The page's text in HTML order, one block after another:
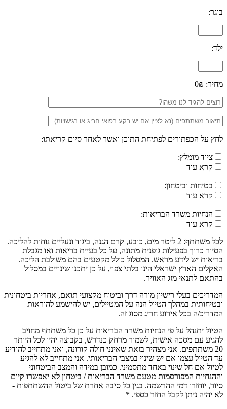
בוגר:
ילד:
מחיר: 0₪
לחץ על הכפתורים לפתיחת התוכן ואשר לאחר סיום קריאתו:
ציוד מומלץ:
קרא עוד
בטיחות וביטחון:
קרא עוד
הנחיות משרד הבריאות:
קרא עוד
לכל משתתף: 2 ליטר מים, כובע, קרם הגנה, ביגוד ונעליים נוחות להליכה.
הסיור כרוך בפעילות גופנית מתונה, על כל בעיית בריאות ואו מגבלת
בריאות יש לידע מראש. המסלול כולל מקטעים בהם משולבת הליכה.
האקלים הארץ ישראלי הינו בלתי צפוי, על כן יתכנו שינויים במסלול
בהתאם לתנאי מזג האוויר.
המדריכים בעלי רישיון מורה דרך וביטוח מקצועי תואם, אחריות ביטחונית
ובטיחותית במהלך הטיול הנה על המטיילים, יש להישמע להוראות
המדריכ/ה בכל אירוע חריג מסוג זה.
הטיול יתנהל על פי הנחיות משרד הבריאות על כן כל משתתף מחויב
להגיע עם מסכה אישית, לשמור מרחק כנדרש, בקבוצה יהיו לכל היותר
20 משתתפים. אני מצהיר בזאת שאינני חולה קורונה, ואני מתחייב להודיע
עד הטיול עצמו אם יש שינוי במצבי הבריאותי. אני מתחייב לא להגיע
לטיול אם חל שינוי באחד מתסמיני. כמובן במידה והמצב הביטחוני
וההנחיות המפורסמות מטעם משרד הבריאות / ביטחון לא יאפשרו קיום
סיור, יוחזרו דמי ההרשמה. בגין כל סיבה אחרת של ביטול ההשתתפות -
לא יהיה ניתן לקבל החזר כספי. *